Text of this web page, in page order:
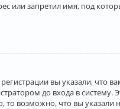
или запретил имя, под
вы указали, что
до входа в систему.
возможно, что вы указали